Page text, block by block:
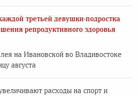
третьей девушки-подростка
репродуктивного здоровья
на Ивановской во Владивостоке
августа
расходы на спорт и